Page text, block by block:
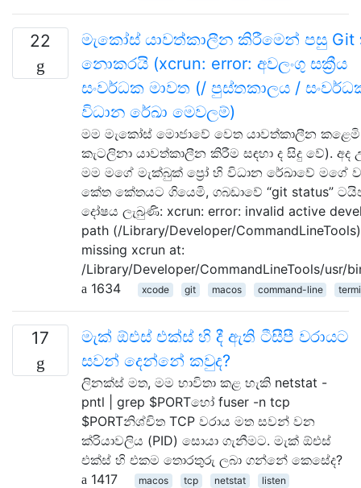
22
මැකෝස් යාවත්කාලීන කිරීමෙන් පසු Git
නොකරයි (xcrun: error: අවලංගු සක්‍රීය
සංවර්ධක මාවත (/ පුස්තකාලය /
විධාන රේඛා මෙවලම්)
මම මැකෝස් මොජාවේ වෙත යාවත්කාලීන
කැටලිනා යාවත්කාලීන කිරීම සඳහා ද සිදු වේ). අද
මම මගේ මැක්බුක් ප්‍රෝ හි විධාන රේඛාවේ මගේ
කේත කේතයට ගියෙමි, ගබඩාවේ “git status”
දෝෂය ලැබුණි: xcrun: error: invalid active
path (/Library/Developer/
missing xcrun at:
/Library/Developer/CommandLineTools/usr/
1634
xcode git macos command-line
17
මැක් ඕඑස් එක්ස් හි දී ඇති ටීසීපී වරායට
සවන් දෙන්නේ කවුද?
ලිනක්ස් මත, මම භාවිතා කළ හැකි netstat -
pntl | grep $PORTහෝ fuser -n tcp
$PORTනිශ්චිත TCP වරාය මත සවන් වන
ක්රියාවලිය (PID) සොයා ගැනීමට. මැක් ඕඑස්
එක්ස් හි එකම තොරතුරු ලබා ගන්නේ කෙසේද?
1417
macos tcp netstat listen